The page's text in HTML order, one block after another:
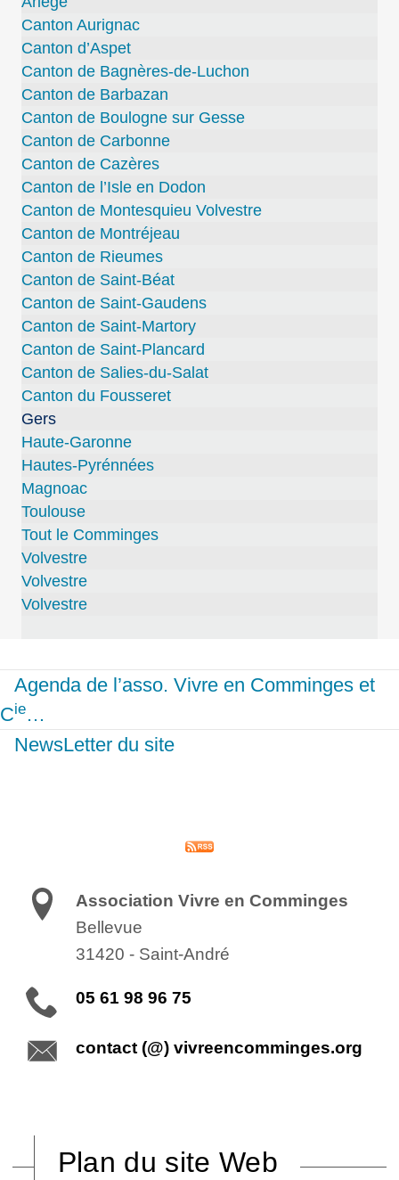
Canton Aurignac
Canton d’Aspet
Canton de Bagnères-de-Luchon
Canton de Barbazan
Canton de Boulogne sur Gesse
Canton de Carbonne
Canton de Cazères
Canton de l’Isle en Dodon
Canton de Montesquieu Volvestre
Canton de Montréjeau
Canton de Rieumes
Canton de Saint-Béat
Canton de Saint-Gaudens
Canton de Saint-Martory
Canton de Saint-Plancard
Canton de Salies-du-Salat
Canton du Fousseret
Gers
Haute-Garonne
Hautes-Pyrénnées
Magnoac
Toulouse
Tout le Comminges
Volvestre
Volvestre
Volvestre
Agenda de l’asso. Vivre en Comminges et
Cie…
NewsLetter du site
Association Vivre en Comminges
Bellevue
31420 - Saint-André
05 61 98 96 75
contact (@) vivreencomminges.org
Plan du site Web